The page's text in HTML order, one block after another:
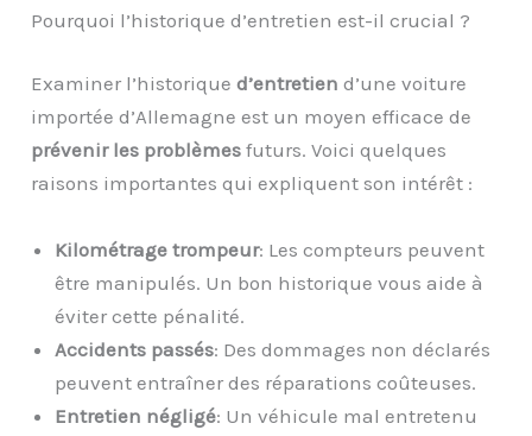
Pourquoi l’historique d’entretien est-il crucial ?
Examiner l’historiqued’entretien d’une voiture
importée d’Allemagne est un moyen efficace de
prévenir les problèmes futurs. Voici quelques
raisons importantes qui expliquent son intérêt :
Kilométrage trompeur: Les compteurs peuvent
être manipulés. Un bon historique vous aide à
éviter cette pénalité.
Accidents passés: Des dommages non déclarés
peuvent entraîner des réparations coûteuses.
Entretien négligé: Un véhicule mal entretenu